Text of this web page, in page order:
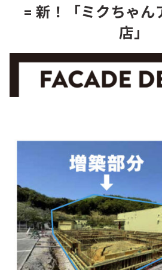
= 新！「ミクちゃん
店」